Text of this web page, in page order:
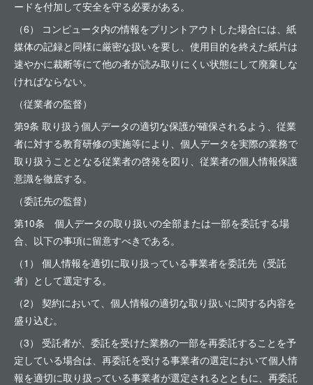
ードを付加して安全を守る必要がある。
（6） コンピュータ内の情報をプリントアウトした場合には、紙
媒体の記録と同様に厳密な扱いを要し、使用目的を終えた紙片は
速やかに裁断等にて他の者が読み取りにくい状態にして廃棄しな
ければならない。
（従業者の監督）
第9条 取り扱う個人データの適切な保護が確保されるよう、従業
者に対する教育研修の実施等により、個人データを実際の業務で
取り扱うこととなる従業者の啓発を図り、従業者の個人情報保護
意識を徹底する。
（委託先の監督）
第10条 個人データの取り扱いの全部または一部を委託する場
合、以下の事項に留意すべきである。
（1） 個人情報を適切に取り扱っている事業者を委託先（受託
者）として選定する。
（2） 契約において、個人情報の適切な取り扱いに関する内容を
盛り込む。
（3） 受託者が、委託を受けた業務の一部を再委託することを予
定している場合は、再委託を受ける事業者の選定において個人情
報を適切に取り扱っている事業者が選定されるとともに、再委託